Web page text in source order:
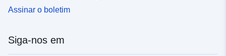
Assinar o boletim
Siga-nos em